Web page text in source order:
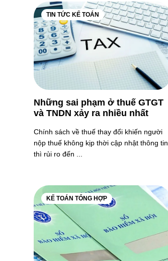
TIN TỨC KẾ TOÁN
Những sai phạm ở thuế GTGT
và TNDN xảy ra nhiều nhất
Chính sách về thuế thay đổi khiến người
nộp thuế không kịp thời cập nhật thông tin
thì rủi ro đến ...
KẾ TOÁN TỔNG HỢP